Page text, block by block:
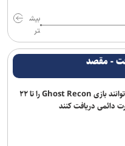
خیابانی
مس رفسنجان صحت ندارد
پرسپولیس
هستیم+فیلم
بیش
تر
- مقصد
بازیکنان می‌توانند بازی Ghost Recon را تا ۲۲
دائمی دریافت کنند